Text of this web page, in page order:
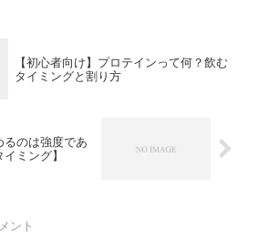
【初心者向け】プロテインって何？飲む
タイミングと割り方
るのは強度であ
ミング】
ント